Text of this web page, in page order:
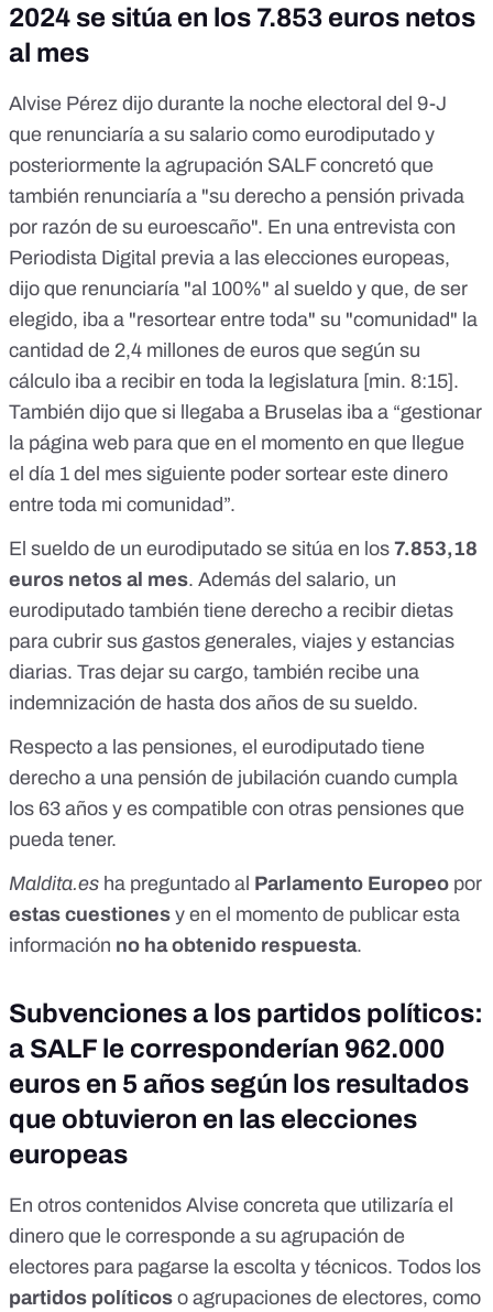
2024 se sitúa en los 7.853 euros netos
al mes
Alvise Pérez dijo durante la noche electoral del 9-J
que renunciaría a su salario como eurodiputado y
posteriormente la agrupación SALF concretó que
también renunciaría a "su derecho a pensión privada
por razón de su euroescaño". En una entrevista con
Periodista Digital previa a las elecciones europeas,
dijo que renunciaría "al 100%" al sueldo y que, de ser
elegido, iba a "resortear entre toda" su "comunidad" la
cantidad de 2,4 millones de euros que según su
cálculo iba a recibir en toda la legislatura [min. 8:15].
También dijo que si llegaba a Bruselas iba a “gestionar
la página web para que en el momento en que llegue
el día 1 del mes siguiente poder sortear este dinero
entre toda mi comunidad”.
El sueldo de un eurodiputado se sitúa en los 7.853,18
euros netos al mes. Además del salario, un
eurodiputado también tiene derecho a recibir dietas
para cubrir sus gastos generales, viajes y estancias
diarias. Tras dejar su cargo, también recibe una
indemnización de hasta dos años de su sueldo.
Respecto a las pensiones, el eurodiputado tiene
derecho a una pensión de jubilación cuando cumpla
los 63 años y es compatible con otras pensiones que
pueda tener.
Maldita.es ha preguntado al Parlamento Europeo por
estas cuestiones y en el momento de publicar esta
información no ha obtenido respuesta.
Subvenciones a los partidos políticos:
a SALF le corresponderían 962.000
euros en 5 años según los resultados
que obtuvieron en las elecciones
europeas
En otros contenidos Alvise concreta que utilizaría el
dinero que le corresponde a su agrupación de
electores para pagarse la escolta y técnicos. Todos los
partidos políticos o agrupaciones de electores, como